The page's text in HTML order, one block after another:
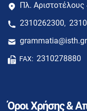
Πλ.
2310262300,
grammatia@isth.gr
FAX: 2310278880
Όροι Χρήσης &